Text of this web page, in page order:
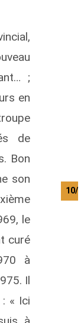
;
en
de
Bon
son
le
curé
à
Il
« Ici
10/